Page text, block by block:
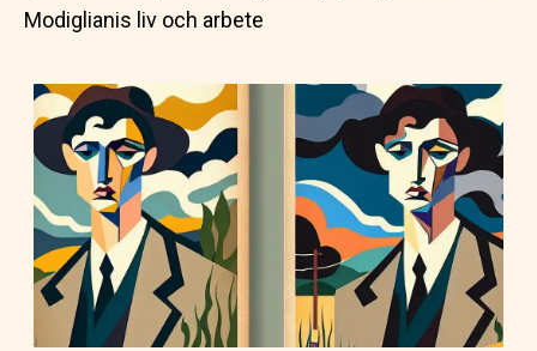
Modiglianis liv och arbete